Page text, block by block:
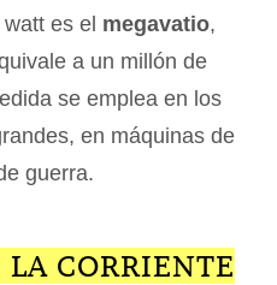
es el megavatio,
a un millón de
se emplea en los
en máquinas de
guerra.
CORRIENTE